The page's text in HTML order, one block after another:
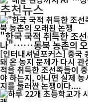
추천뉴스
"한국 국적 취득한 조
나"……동북 농촌의 오
[인터내셔널포커스] 중국
돼 온 농지 문제가 다시
적을 취득한 조선족들이
야 하는지, 아니면 실제
지를 둘러싼 논쟁이다....